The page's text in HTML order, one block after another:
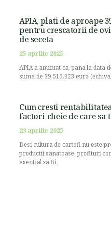
APIA, plati de aproape
pentru crescatorii de
de seceta
25 aprilie 2025
APIA a anuntat ca, pana la data
suma de 39.515.923 euro
Cum cresti
factori-cheie de care sa
23 aprilie 2025
Desi cultura de cartofi nu este
productii sanatoase, profituri
esential sa fii